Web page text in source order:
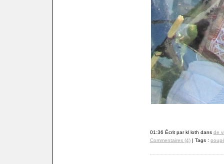
01:36 Écrit par kl loth dans de
Commentaires (4)| Tags :